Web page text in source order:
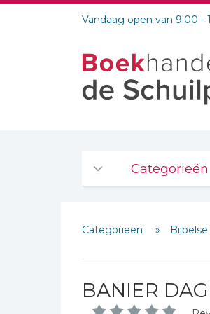
Vandaag open van 9:00 -
Categorieën
De Bijbel
Bijbelse
Bijbelstudie
Categorieën
BANIER